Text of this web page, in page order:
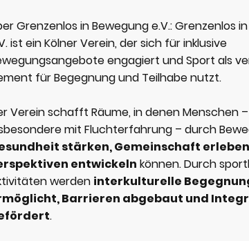
Grenzenlos in Bewegung e.V.:Grenzenlos
ist ein Kölner Verein,der sich für inklusive
engagiert und Sport als
für Begegnung und Teilhabe nutzt.
Verein schafft Räume, in denen Menschen –
mit Fluchterfahrung – durch
stärken, Gemeinschaft
entwickeln können. Durch
werden interkulturelle
Barrieren abgebaut und
.